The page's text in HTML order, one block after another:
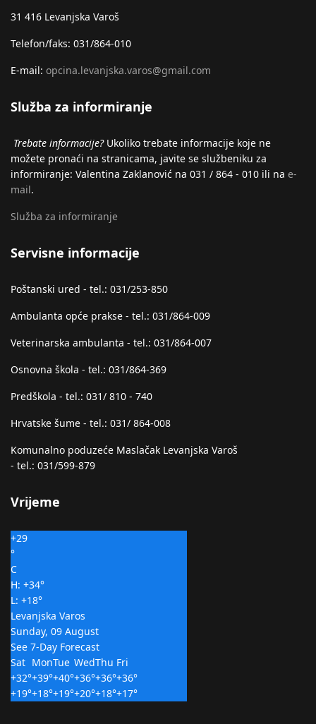
31 416 Levanjska Varoš
Telefon/faks: 031/864-010
E-mail: opcina.levanjska.varos@gmail.com
Služba za informiranje
Trebate informacije?Ukoliko trebate informacije koje ne
možete pronaći na stranicama, javite se službeniku za
informiranje: Valentina Zaklanović na 031 / 864 - 010 ili na e-
mail.
Služba za informiranje
Servisne informacije
Poštanski ured - tel.: 031/253-850
Ambulanta opće prakse - tel.: 031/864-009
Veterinarska ambulanta - tel.: 031/864-007
Osnovna škola - tel.: 031/864-369
Predškola - tel.: 031/ 810 - 740
Hrvatske šume - tel.: 031/ 864-008
Komunalno poduzeće Maslačak Levanjska Varoš
- tel.: 031/599-879
Vrijeme
+29
°
C
H: +34°
L: +18°
Levanjska Varos
Sunday, 09 August
See 7-Day Forecast
Sat MonTue WedThu Fri
+32°+39°+40°+36°+36°+36°
+19°+18°+19°+20°+18°+17°